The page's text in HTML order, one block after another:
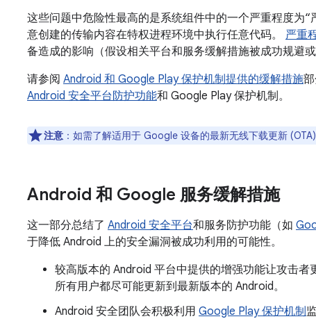
这些问题中危险性最高的是系统组件中的一个严重程度为
意创建的传输内容在特权进程环境中执行任意代码。 严重
备造成的影响（假设相关平台和服务缓解措施被成功规避
请参阅 Android 和 Google Play 保护机制提供的缓解措施
Android 安全平台防护功能和 Google Play 保护机制。
注意 ：如需了解适用于 Google 设备的最新无线下载更新
Android 和 Google 服务缓解措施
这一部分总结了 Android 安全平台和服务防护功能（如
于降低 Android 上的安全漏洞被成功利用的可能性。
较高版本的 Android 平台中提供的增强功能让攻击
所有用户都尽可能更新到最新版本的 Android。
Android 安全团队会积极利用 Google Play 保护机制